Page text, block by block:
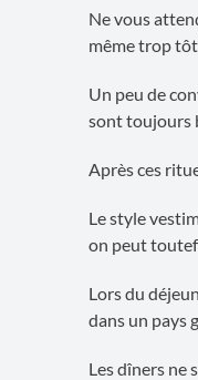
Ne vous
même trop
Un peu de
sont toujours
Après ces
Le style
on peut
Lors du
dans un pays
Les dîners ne